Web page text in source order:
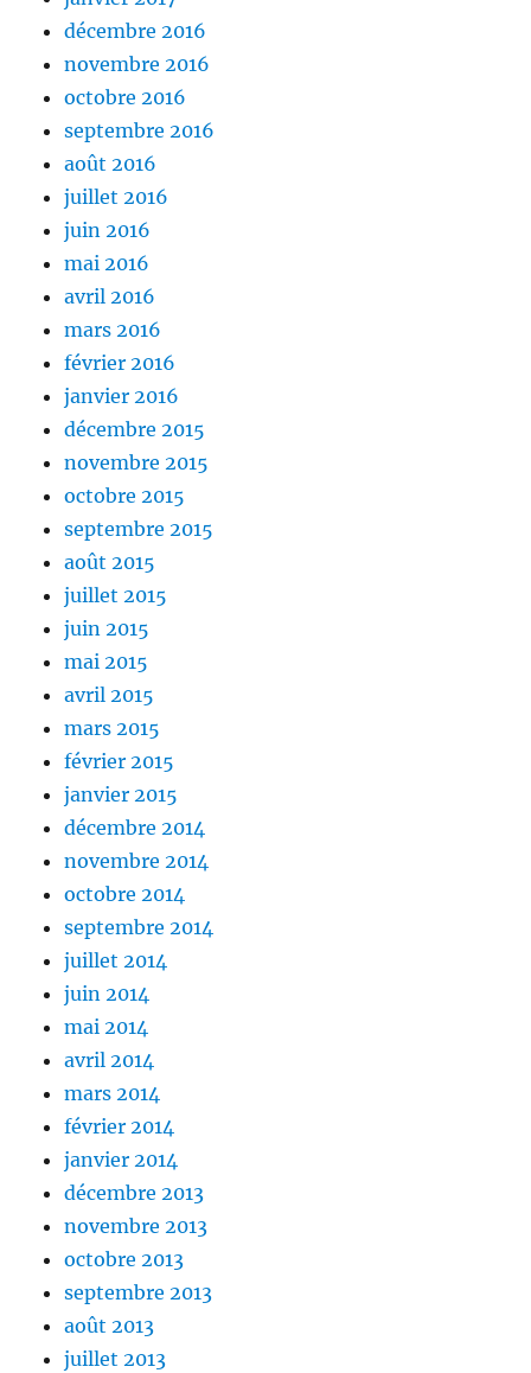
décembre 2016
novembre 2016
octobre 2016
septembre 2016
août 2016
juillet 2016
juin 2016
mai 2016
avril 2016
mars 2016
février 2016
janvier 2016
décembre 2015
novembre 2015
octobre 2015
septembre 2015
août 2015
juillet 2015
juin 2015
mai 2015
avril 2015
mars 2015
février 2015
janvier 2015
décembre 2014
novembre 2014
octobre 2014
septembre 2014
juillet 2014
juin 2014
mai 2014
avril 2014
mars 2014
février 2014
janvier 2014
décembre 2013
novembre 2013
octobre 2013
septembre 2013
août 2013
juillet 2013